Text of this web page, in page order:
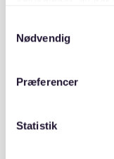
cookies, hvis du
Nødvendig
Præferencer
Statistik